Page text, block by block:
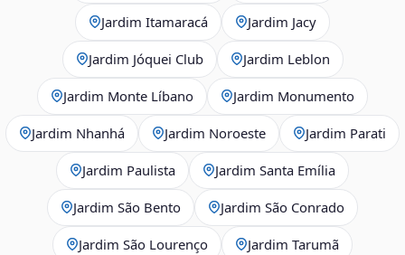
Jardim Itamaracá Jardim Jacy
Jardim Jóquei Club Jardim Leblon
Jardim Monte Líbano Jardim Monumento
Jardim Nhanhá Jardim Noroeste Jardim Parati
Jardim Paulista Jardim Santa Emília
Jardim São Bento Jardim São Conrado
Jardim São Lourenço Jardim Tarumã